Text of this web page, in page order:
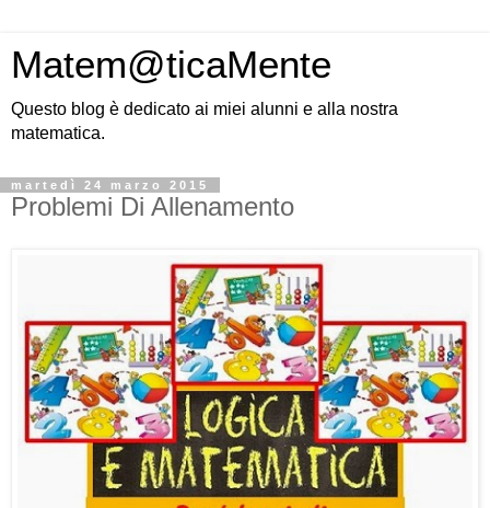
Matem@ticaMente
Questo blog è dedicato ai miei alunni e alla nostra
matematica.
martedì 24 marzo 2015
Problemi Di Allenamento